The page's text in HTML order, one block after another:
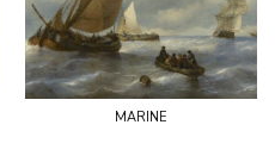
marine